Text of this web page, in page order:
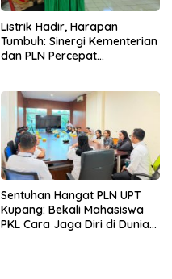
Listrik Hadir, Harapan
Tumbuh: Sinergi Kementerian
dan PLN Percepat
Sentuhan Hangat PLN UPT
Kupang: Bekali Mahasiswa
PKL Cara Jaga Diri di Dunia